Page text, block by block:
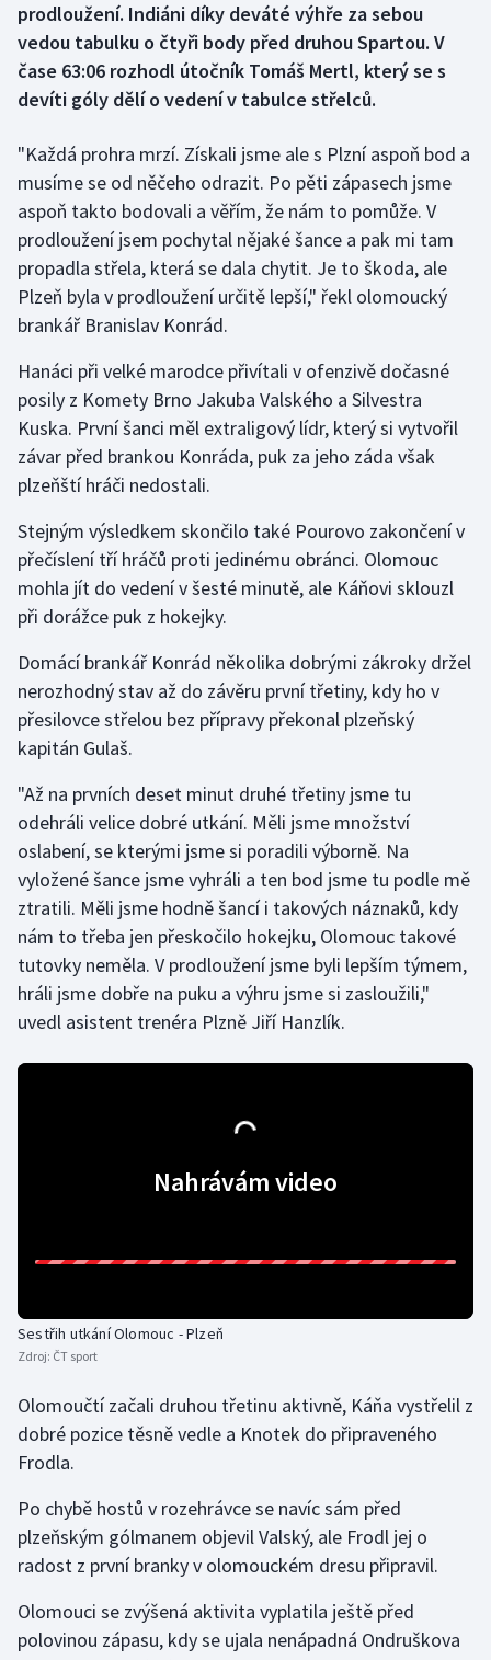
Dostihy
Florbal
Golf
Gymnastika
Házená
Judo
Krasobruslení
Lyže a snowboard
Moderní pětiboj
Motorsport
Olympijské hry
Parasport
Plavání
Plážový volejbal
Ragby
Rychlobruslení
Rychlostní kanoistika
Vodní slalom
Volejbal
Ostatní
prodloužení. Indiáni díky deváté výhře za sebou
vedou tabulku o čtyři body před druhou Spartou. V
čase 63:06 rozhodl útočník Tomáš Mertl, který se s
devíti góly dělí o vedení v tabulce střelců.
"Každá prohra mrzí. Získali jsme ale s Plzní aspoň bod a
musíme se od něčeho odrazit. Po pěti zápasech jsme
aspoň takto bodovali a věřím, že nám to pomůže. V
prodloužení jsem pochytal nějaké šance a pak mi tam
propadla střela, která se dala chytit. Je to škoda, ale
Plzeň byla v prodloužení určitě lepší," řekl olomoucký
brankář Branislav Konrád.
Hanáci při velké marodce přivítali v ofenzivě dočasné
posily z Komety Brno Jakuba Valského a Silvestra
Kuska. První šanci měl extraligový lídr, který si vytvořil
závar před brankou Konráda, puk za jeho záda však
plzeňští hráči nedostali.
Stejným výsledkem skončilo také Pourovo zakončení v
přečíslení tří hráčů proti jedinému obránci. Olomouc
mohla jít do vedení v šesté minutě, ale Káňovi sklouzl
při dorážce puk z hokejky.
Domácí brankář Konrád několika dobrými zákroky držel
nerozhodný stav až do závěru první třetiny, kdy ho v
přesilovce střelou bez přípravy překonal plzeňský
kapitán Gulaš.
"Až na prvních deset minut druhé třetiny jsme tu
odehráli velice dobré utkání. Měli jsme množství
oslabení, se kterými jsme si poradili výborně. Na
vyložené šance jsme vyhráli a ten bod jsme tu podle mě
ztratili. Měli jsme hodně šancí i takových náznaků, kdy
nám to třeba jen přeskočilo hokejku, Olomouc takové
tutovky neměla. V prodloužení jsme byli lepším týmem,
hráli jsme dobře na puku a výhru jsme si zasloužili,"
uvedl asistent trenéra Plzně Jiří Hanzlík.
Nahrávám video
Sestřih utkání Olomouc - Plzeň
Zdroj: ČT sport
Olomoučtí začali druhou třetinu aktivně, Káňa vystřelil z
dobré pozice těsně vedle a Knotek do připraveného
Frodla.
Po chybě hostů v rozehrávce se navíc sám před
plzeňským gólmanem objevil Valský, ale Frodl jej o
radost z první branky v olomouckém dresu připravil.
Olomouci se zvýšená aktivita vyplatila ještě před
polovinou zápasu, kdy se ujala nenápadná Ondruškova